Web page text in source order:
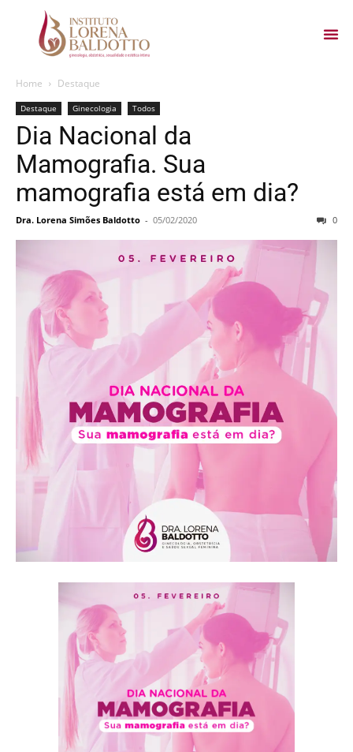
Home Destaque
Destaque Ginecologia Todos
Dia Nacional da
Mamografia. Sua
mamografia está em dia?
Dra. Lorena Simões Baldotto - 05/02/2020 0